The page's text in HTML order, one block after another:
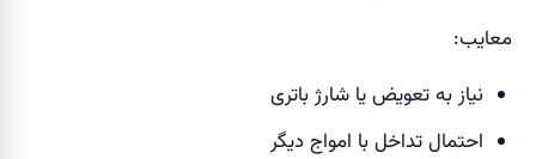
معایب:
نیاز به تعویض یا شارژ باتری
احتمال تداخل با امواج دیگر